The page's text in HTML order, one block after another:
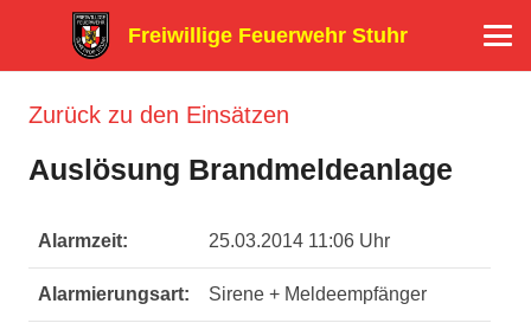
Freiwillige Feuerwehr Stuhr
Zurück zu den Einsätzen
Auslösung Brandmeldeanlage
Alarmzeit: 25.03.2014 11:06 Uhr
Alarmierungsart: Sirene + Meldeempfänger